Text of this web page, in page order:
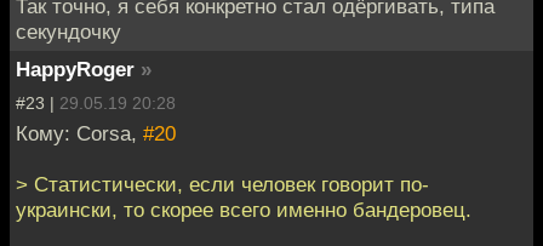
Так точно, я себя конкретно стал одёргивать, типа
секундочку
HappyRoger »
#23 | 29.05.19 20:28
Кому: Corsa, #20
> Статистически, если человек говорит по-
украински, то скорее всего именно бандеровец.